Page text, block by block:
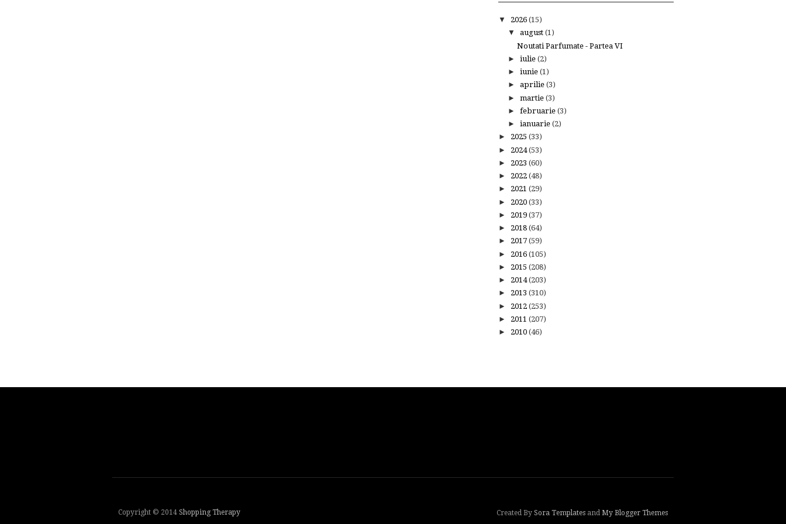
▼ 2026 (15)
▼ august (1)
Noutati Parfumate - Partea VI
► iulie (2)
► iunie (1)
► aprilie (3)
► martie (3)
► februarie (3)
► ianuarie (2)
► 2025 (33)
► 2024(53)
► 2023 (60)
► 2022 (48)
► 2021 (29)
► 2020 (33)
► 2019 (37)
► 2018 (64)
► 2017 (59)
► 2016 (105)
► 2015 (208)
► 2014(203)
► 2013 (310)
► 2012 (253)
► 2011 (207)
► 2010 (46)
Copyright © 2014 Shopping Therapy Created By Sora Templates and My Blogger Themes